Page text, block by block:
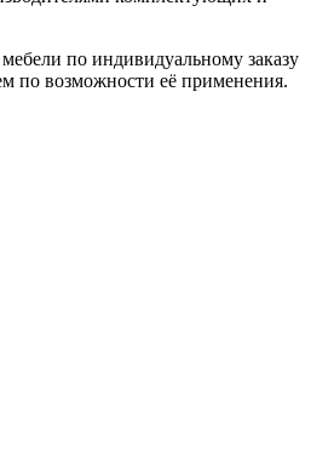
по индивидуальному заказу
по возможности её применения.